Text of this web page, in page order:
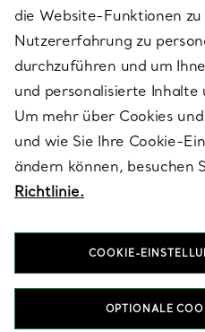
ÜBER TIFFANY & CO.
RECHTLICHE HINWEISE
FOLGEN SIE UNS
die Website-Funktionen
Nutzererfahrung zu
durchzuführen und um
und personalisierte Inhalte
Um mehr über Cookies
und wie Sie Ihre Cookie-
ändern können, besuchen
Richtlinie.
COOKIE-
OPTIONALE